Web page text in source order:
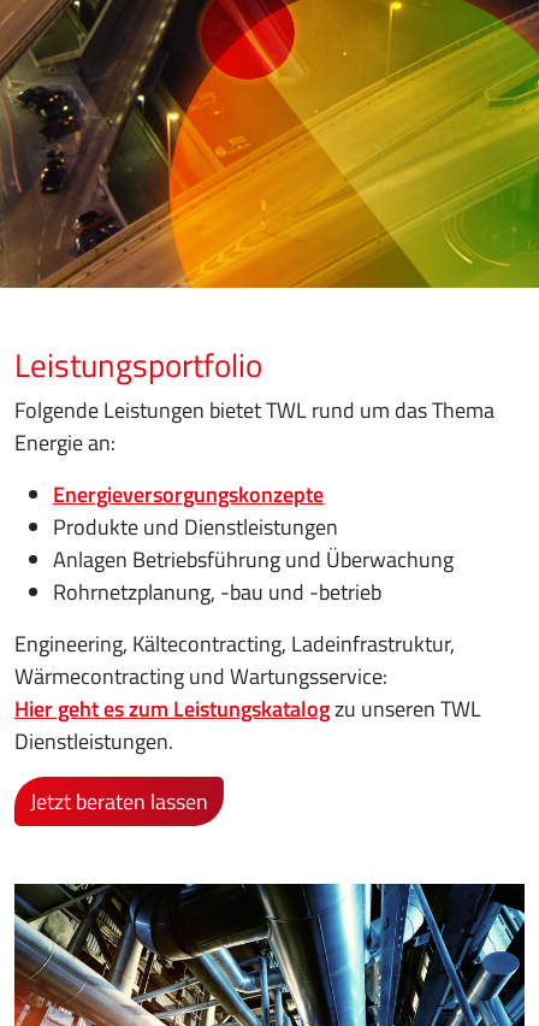
Leistungsportfolio
Folgende Leistungen bietet TWL rund um das Thema
Energie an:
Energieversorgungskonzepte
Produkte und Dienstleistungen
Anlagen Betriebsführung und Überwachung
Rohrnetzplanung, -bau und -betrieb
Engineering, Kältecontracting, Ladeinfrastruktur,
Wärmecontracting und Wartungsservice:
Hier geht es zum Leistungskatalogzu unseren TWL
Dienstleistungen.
Jetzt beraten lassen